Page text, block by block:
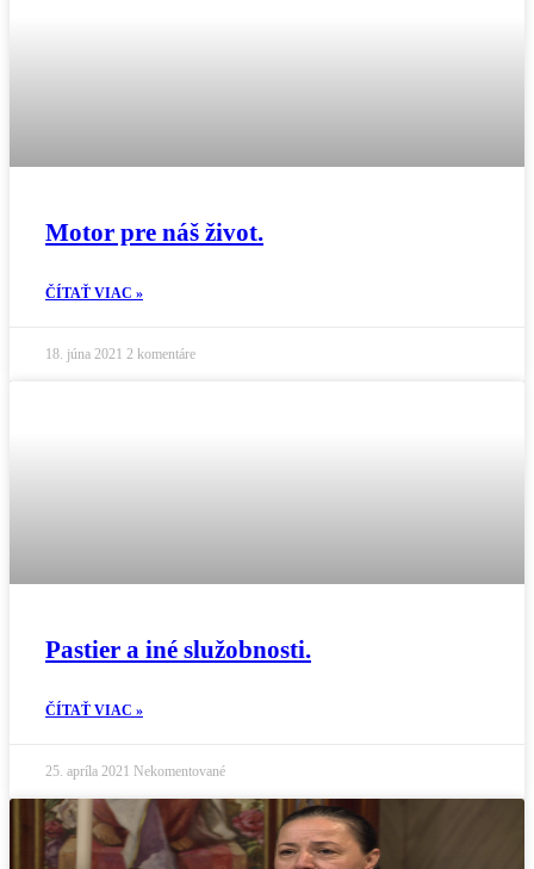
Motor pre náš život.
ČÍTAŤ VIAC »
18. júna 2021 2 komentáre
Pastier a iné služobnosti.
ČÍTAŤ VIAC »
25. apríla 2021 Nekomentované